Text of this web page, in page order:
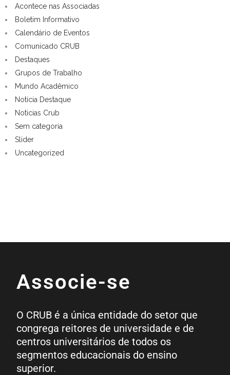
Acontece nas Associadas
Boletim Informativo
Calendário de Eventos
Comunicado CRUB
Destaques
Grupos de Trabalho
Mundo Acadêmico
Notícia Destaque
Noticias Crub
Sem categoria
Slider
Uncategorized
Associe-se
O CRUB é a única entidade do setor que
congrega reitores de universidade e de
centros universitários de todos os
segmentos educacionais do ensino
superior.